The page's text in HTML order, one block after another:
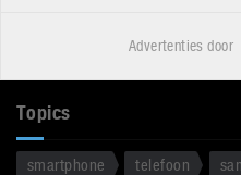
Advertenties door
Topics
smartphone telefoon